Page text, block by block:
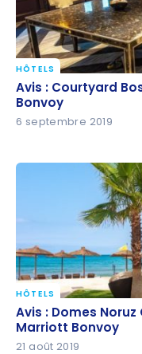
Avis : Courtyard
Bonvoy
HÔTELS
Avis : Courtyard
Bonvoy
6 septembre 2019
Avis : Domes
Marriott Bonvoy
HÔTELS
Avis : Domes
Marriott Bonvoy
21 août 2019